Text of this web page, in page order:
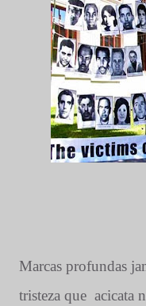
Marcas profundas
tristeza que acicata